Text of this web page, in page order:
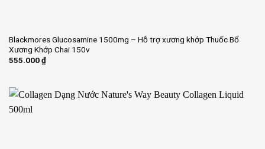
Blackmores Glucosamine 1500mg – Hỗ trợ xương khớp Thuốc Bổ
Xương Khớp Chai 150v
555.000₫